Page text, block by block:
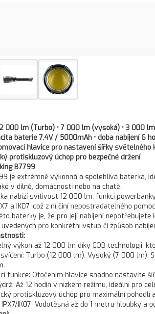
000 lm (Turbo) • 7 000 lm (vysoká) • 3 000
baterie 7,4V / 5000mAh • doba nabíjení 6
hlavice pro nastavení šířky
protiskluzový úchop pro bezpečné držení
B7799
je extrémně výkonná a spolehlivá baterka,
v dílně, domácnosti nebo na chatě.
nabízí svítivost 12 000 lm, funkci
a IK07, což z ní činí nepostradatelného
baterky je, že pro její nabíjení
pro konkrétní vstup či způsob
výkon až 12 000 lm díky COB technologii,
Turbo (12 000 lm), Vysoký (7 000
funkce: Otočením hlavice snadno nastavíte
Až 12 hodin v nízkém režimu, ideální pro
protiskluzový úchop pro maximální pohodlí
IPX7/IK07: Vodotěsná až do 1 metru hloubky a